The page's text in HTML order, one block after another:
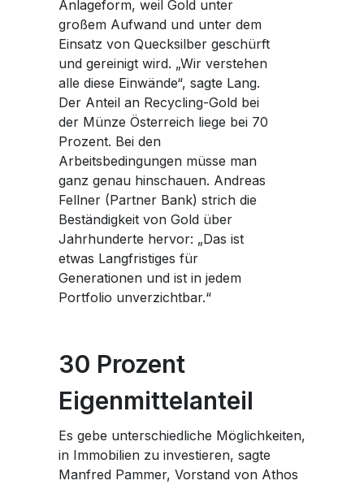
Anlageform, weil Gold unter
großem Aufwand und unter dem
Einsatz von Quecksilber geschürft
und gereinigt wird. „Wir verstehen
alle diese Einwände“, sagte Lang.
Der Anteil an Recycling-Gold bei
der Münze Österreich liege bei 70
Prozent. Bei den
Arbeitsbedingungen müsse man
ganz genau hinschauen. Andreas
Fellner (Partner Bank) strich die
Beständigkeit von Gold über
Jahrhunderte hervor: „Das ist
etwas Langfristiges für
Generationen und ist in jedem
Portfolio unverzichtbar.“
30 Prozent
Eigenmittelanteil
Es gebe unterschiedliche Möglichkeiten,
in Immobilien zu investieren, sagte
Manfred Pammer, Vorstand von Athos